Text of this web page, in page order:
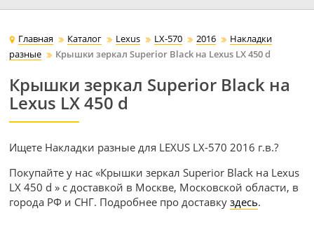
Главная Каталог Lexus LX-570 2016
Накладки
разные
Крышки зеркал Superior Black на Lexus LX 450 d
Крышки зеркал Superior Black на
Lexus LX 450 d
Ищете Накладки разные для LEXUS LX-570 2016 г.в.?
Покупайте у нас «Крышки зеркал Superior Black на Lexus
LX 450 d » с доставкой в Москве, Московской области, в
города РФ и СНГ. Подробнее про доставкуздесь.